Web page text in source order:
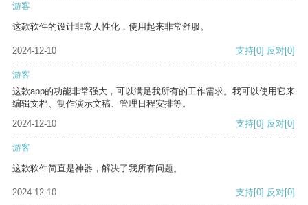
游客
这款软件的设计非常人性化，使用起来非常舒服。
2024-12-10 支持[0] 反对[0]
游客
这款app的功能非常强大，可以满足我所有的工作需求。我可以使用它来
编辑文档、制作演示文稿、管理日程安排等。
2024-12-10
支持[0] 反对[0]
游客
这款软件简直是神器，解决了我所有问题。
2024-12-10 支持[0] 反对[0]